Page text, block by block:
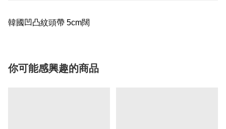
韓國凹凸紋頭帶 5cm闊
你可能感興趣的商品